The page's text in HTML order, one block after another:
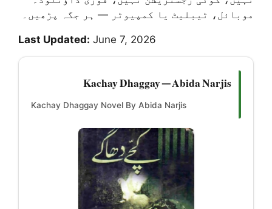
موبائل، ٹیبلیٹ یا کمپیوٹر — ہر جگہ پڑھیں۔
Last Updated: June 7, 2026
Kachay Dhaggay — Abida Narjis
Kachay Dhaggay Novel By Abida Narjis